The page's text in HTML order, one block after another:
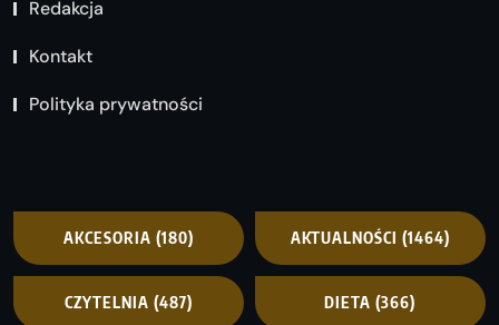
Redakcja
Kontakt
Polityka prywatności
AKCESORIA (180) AKTUALNOŚCI (1464)
CZYTELNIA (487) DIETA (366)